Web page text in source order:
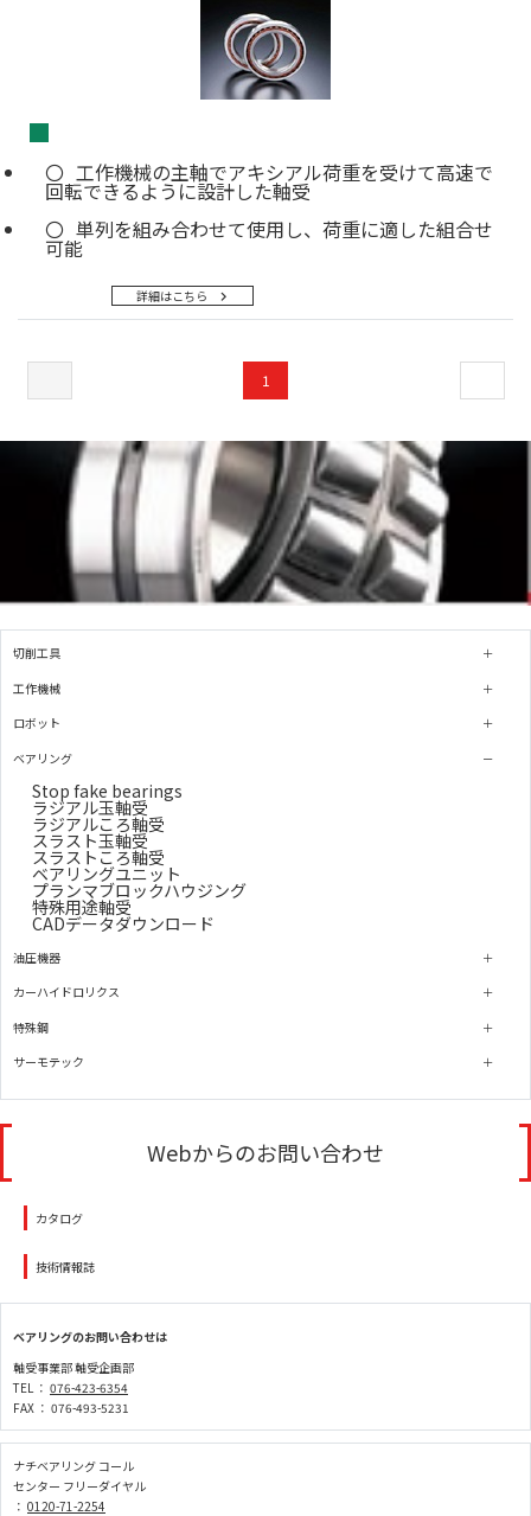
詳細はこちら
■
工作機械の主軸でアキシアル荷重を受けて高速で
回転できるように設計した軸受
単列を組み合わせて使用し、荷重に適した組合せ
可能
1
切削工具
工作機械
ロボット
ベアリング
Stop fake bearings
ラジアル玉軸受
ラジアルころ軸受
スラスト玉軸受
スラストころ軸受
ベアリングユニット
プランマブロックハウジング
特殊用途軸受
CADデータダウンロード
油圧機器
カーハイドロリクス
特殊鋼
サーモテック
Webからのお問い合わせ
カタログ
技術情報誌
ベアリングのお問い合わせは
軸受事業部 軸受企画部
TEL ： 076-423-6354
FAX ： 076-493-5231
ナチベアリング コール
センター フリーダイヤル
： 0120-71-2254